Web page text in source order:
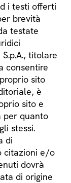
i testi offerti
brevità
testate
titolare
consentire
sito
è
sito e
per quanto
stessi.
di
citazioni e/o
dovrà
di origine